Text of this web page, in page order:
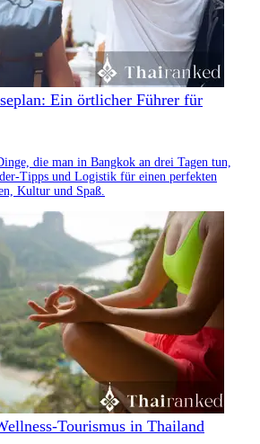
Ein örtlicher Führer für
die man in Bangkok an drei Tagen tun,
Tipps und Logistik für einen perfekten
Kultur und Spaß.
Tourismus in Thailand